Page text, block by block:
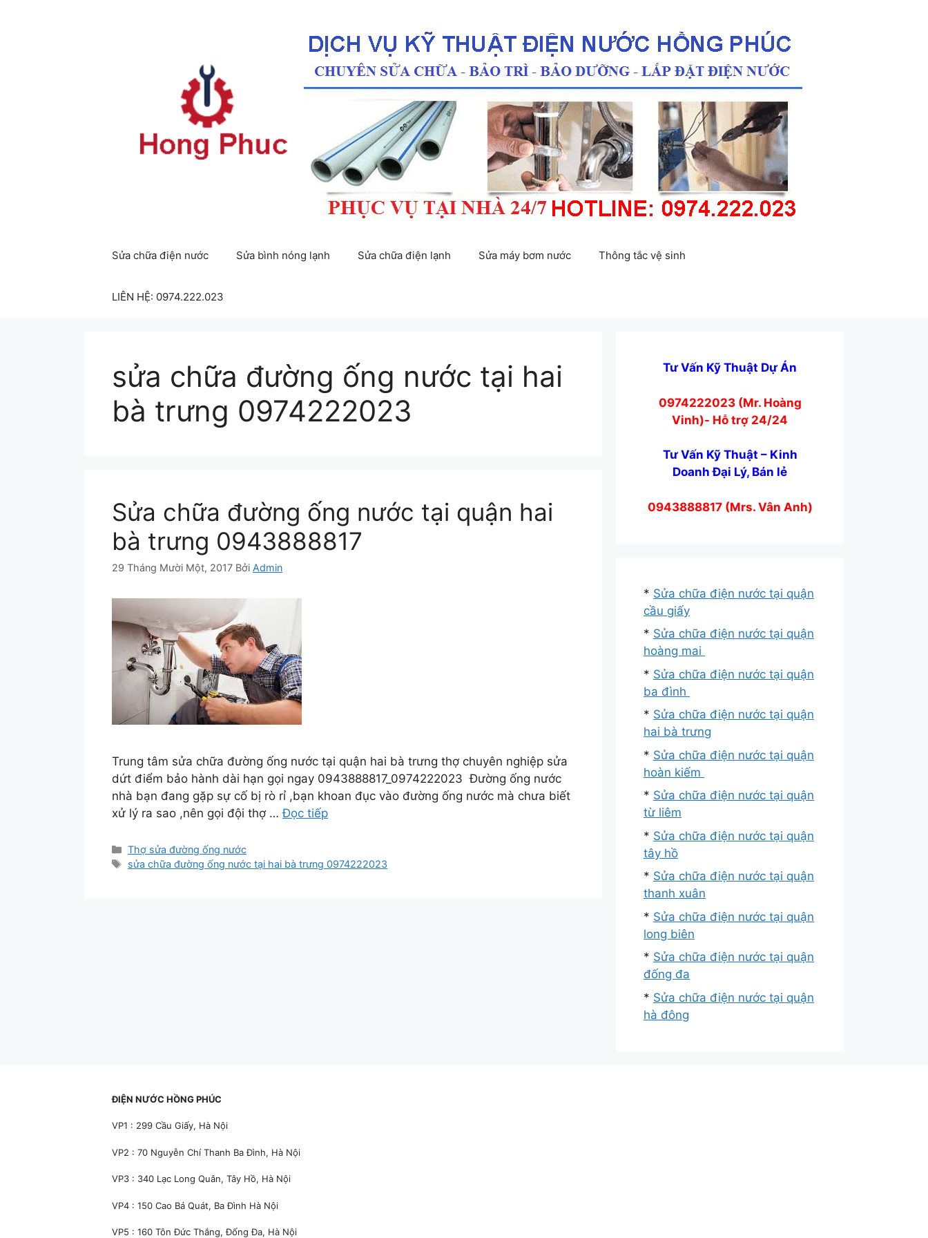
Sửa chữa điện nước Sửa bình nóng lạnh Sửa chữa điện lạnh Sửa máy bơm nước Thông tắc vệ sinh
LIÊN HỆ: 0974.222.023
sửa chữa đường ống nước tại hai
bà trưng 0974222023
Sửa chữa đường ống nước tại quận hai
bà trưng 0943888817
29 Tháng Mười Một, 2017 Bởi Admin
Trung tâm sửa chữa đường ống nước tại quận hai bà trưng thợ chuyên nghiệp sửa
dứt điểm bảo hành dài hạn gọi ngay 0943888817_0974222023 Đường ống nước
nhà bạn đang gặp sự cố bị rò rỉ ,bạn khoan đục vào đường ống nước mà chưa biết
xử lý ra sao ,nên gọi đội thợ …Đọc tiếp
Danh
mục
Thợ sửa đường ống nước
Thẻ
sửa chữa đường ống nước tại hai bà trưng 0974222023
Tư Vấn Kỹ Thuật Dự Án
0974222023 (Mr. Hoàng
Vinh)- Hỗ trợ 24/24
Tư Vấn Kỹ Thuật – Kinh
Doanh Đại Lý, Bán lẻ
0943888817 (Mrs. Vân Anh)
* Sửa chữa điện nước tại quận
cầu giấy
* Sửa chữa điện nước tại quận
hoàng mai
* Sửa chữa điện nước tại quận
ba đình
* Sửa chữa điện nước tại quận
hai bà trưng
* Sửa chữa điện nước tại quận
hoàn kiếm
* Sửa chữa điện nước tại quận
từ liêm
* Sửa chữa điện nước tại quận
tây hồ
* Sửa chữa điện nước tại quận
thanh xuân
* Sửa chữa điện nước tại quận
long biên
* Sửa chữa điện nước tại quận
đống đa
* Sửa chữa điện nước tại quận
hà đông
ĐIỆN NƯỚC HỒNG PHÚC
VP1 : 299 Cầu Giấy, Hà Nội
VP2 : 70 Nguyễn Chí Thanh Ba Đình, Hà Nội
VP3 : 340 Lạc Long Quân, Tây Hồ, Hà Nội
VP4 : 150 Cao Bá Quát, Ba Đình Hà Nội
VP5 : 160 Tôn Đức Thắng, Đống Đa, Hà Nội